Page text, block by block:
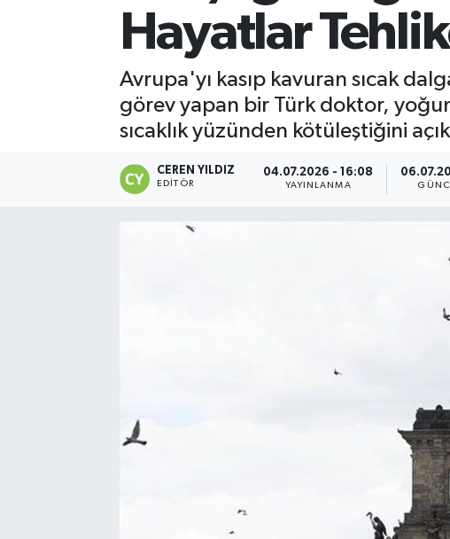
Hayatlar
Avrupa'yı kasıp kavuran sıcak
görev yapan bir Türk doktor,
sıcaklık yüzünden kötüleştiğini
CEREN YILDIZ
EDITÖR
04.07.2026 - 16:08
YAYINLANMA